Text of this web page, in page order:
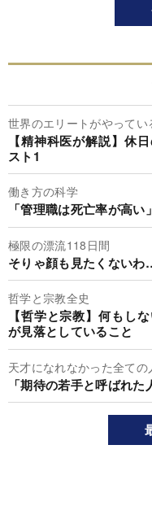
世界のエリートがやって
【精神科医が解説】休
スト1
働き方の科学
「管理職は死亡率が高
極限の漂流118日間
そりゃ顔も見たくない
哲学と宗教全史
【哲学と宗教】何もし
が見落としていること
天才になれなかった全て
「期待の若手と呼ばれた